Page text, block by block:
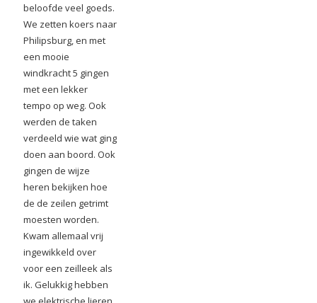
beloofde veel goeds.
We zetten koers naar
Philipsburg, en met
een mooie
windkracht 5 gingen
met een lekker
tempo op weg. Ook
werden de taken
verdeeld wie wat ging
doen aan boord. Ook
gingen de wijze
heren bekijken hoe
de de zeilen getrimt
moesten worden.
Kwam allemaal vrij
ingewikkeld over
voor een zeilleek als
ik. Gelukkig hebben